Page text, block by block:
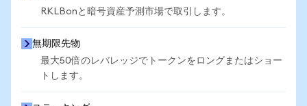
RKLBonと暗号資産予測市場で取引します。
無期限先物
最大50倍のレバレッジでトークンをロングまたはショー
トします。